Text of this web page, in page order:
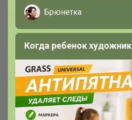
Брюнетка
Когда ребенок художник